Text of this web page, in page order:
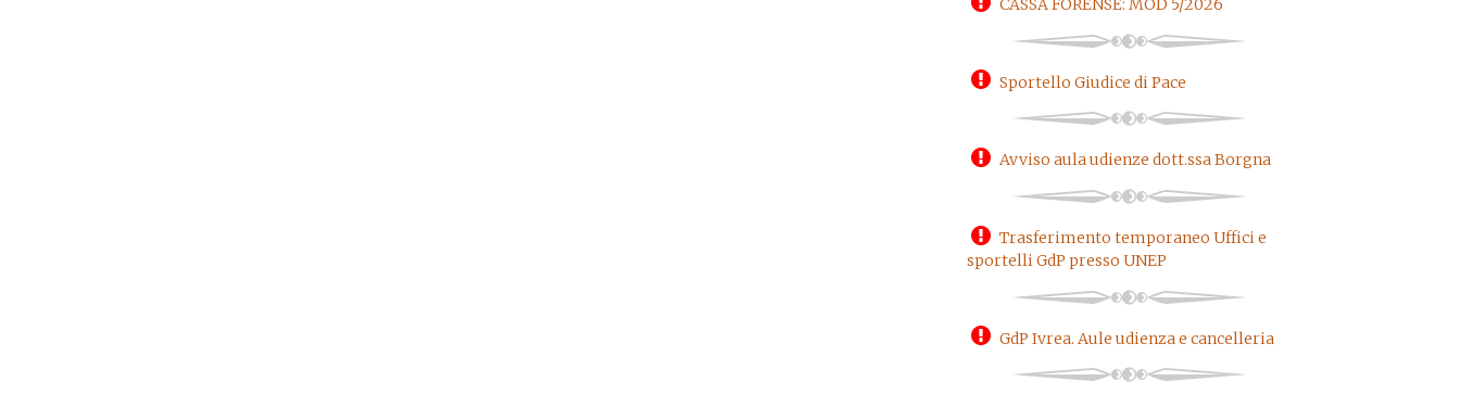
CASSA FORENSE: MOD 5/2026
Sportello Giudice di Pace
Avviso aula udienze dott.ssa Borgna
Trasferimento temporaneo Uffici e
sportelli GdP presso UNEP
GdP Ivrea. Aule udienza e cancelleria